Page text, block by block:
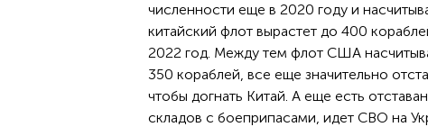
численности еще в 2020 году и
китайский флот вырастет до 400
2022 год. Между тем флот США
350 кораблей, все еще значительно
чтобы догнать Китай. А еще есть
складов с боеприпасами, идет СВО на